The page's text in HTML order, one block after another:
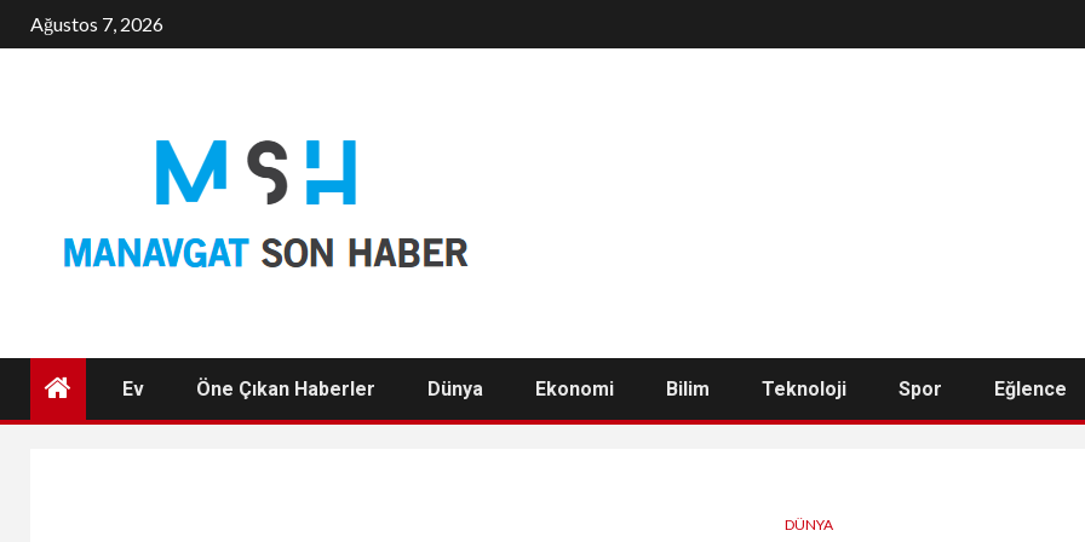
Ağustos 7, 2026
Ev Öne Çıkan Haberler Dünya Ekonomi Bilim Teknoloji Spor Eğlence
DÜNYA